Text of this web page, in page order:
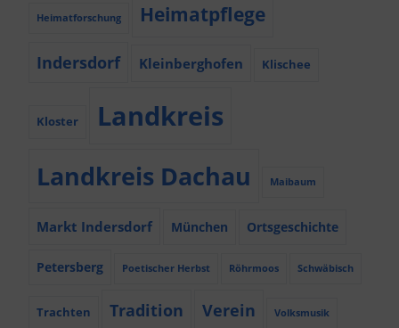
Heimatforschung Heimatpflege
Indersdorf Kleinberghofen Klischee
Kloster Landkreis
Landkreis Dachau Maibaum
Markt Indersdorf München Ortsgeschichte
Petersberg Poetischer Herbst Röhrmoos Schwäbisch
Trachten Tradition Verein Volksmusik